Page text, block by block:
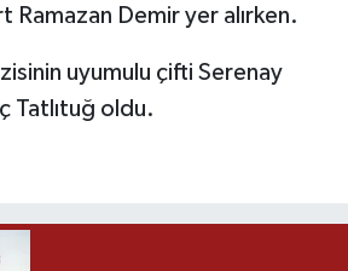
Ramazan Demir yer alırken.
uyumulu çifti Serenay
Tatlıtuğ oldu.